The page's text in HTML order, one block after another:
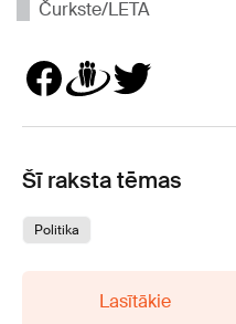
Čurkste/LETA
Šī raksta tēmas
Politika
Lasītākie